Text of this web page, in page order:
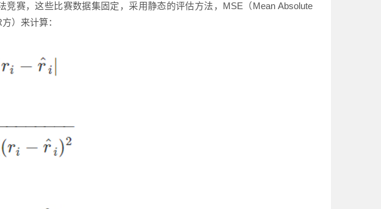
赛，这些比赛数据集固定，采用静态的评估方法，MSE（Mean Absolute
）来计算：